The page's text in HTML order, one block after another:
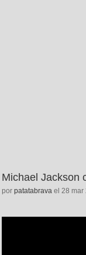
Michael Jackson
por patatabrava el 28 mar